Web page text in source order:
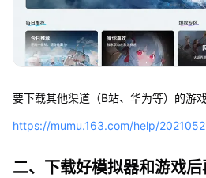
要下载其他渠道（B站、华为等）的游
https://mumu.163.com/help/
二、下载好模拟器和游戏